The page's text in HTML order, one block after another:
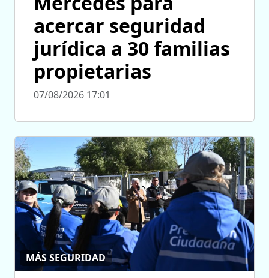
acercar seguridad
jurídica a 30 familias
propietarias
07/08/2026 17:01
MÁS SEGURIDAD